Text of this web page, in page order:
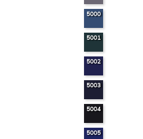
5000
5001
5002
5003
5004
5005